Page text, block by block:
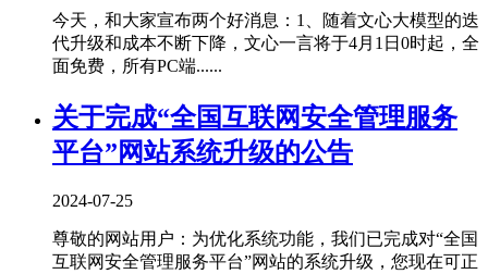
今天，和大家宣布两个好消息：1、随着文心大模型的迭
代升级和成本不断下降，文心一言将于4月1日0时起，全
面免费，所有PC端......
关于完成“全国互联网安全管理服务
平台”网站系统升级的公告
2024-07-25
尊敬的网站用户：为优化系统功能，我们已完成对“全国
互联网安全管理服务平台”网站的系统升级，您现在可正